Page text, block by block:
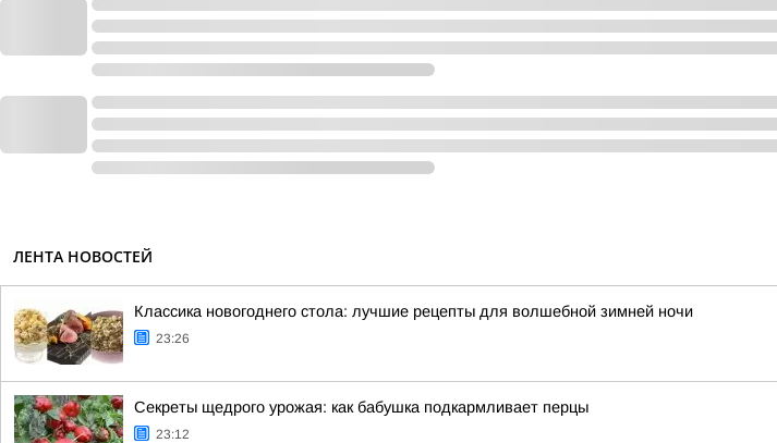
ЛЕНТА НОВОСТЕЙ
Классика новогоднего стола: лучшие рецепты для волшебной зимней ночи
23:26
Секреты щедрого урожая: как бабушка подкармливает перцы
23:12